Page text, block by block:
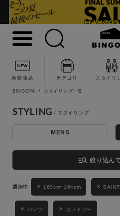
新着商品 カテゴリ スタイリ
詳
キーワード
性別
MENS
BINGOYA スタイリング一覧
STYLING
MENS
manage_search 絞り込ん
160cm~164cm
パンツ カットソー